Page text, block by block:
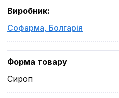
Виробник:
Софарма, Болгарія
Форма товару
Сироп